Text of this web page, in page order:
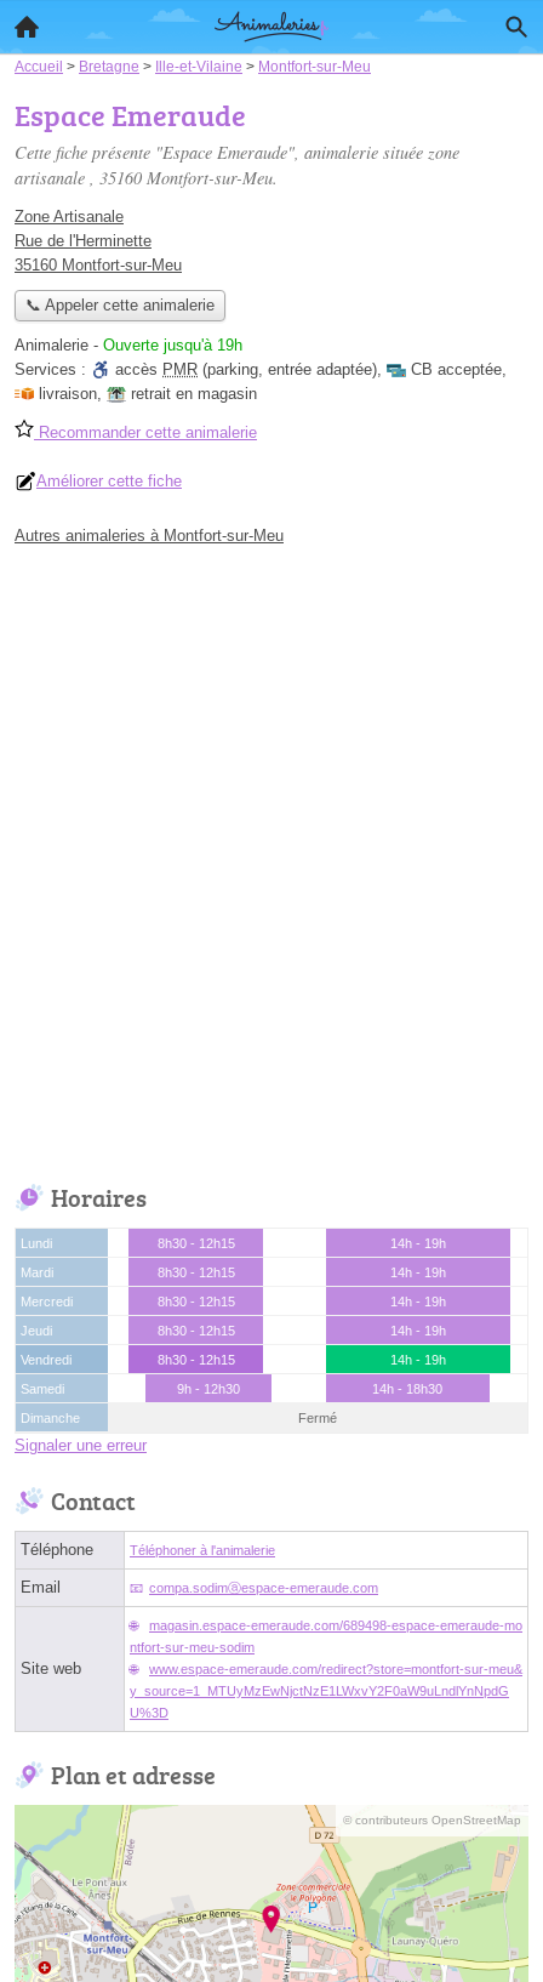
Accueil > Bretagne > Ille-et-Vilaine > Montfort-sur-Meu
Espace Emeraude
Cette fiche présente "Espace Emeraude", animalerie située zone
artisanale , 35160 Montfort-sur-Meu.
Zone Artisanale
Rue de l'Herminette
35160 Montfort-sur-Meu
📞 Appeler cette animalerie
Animalerie - Ouverte jusqu'à 19h
Services :
accès PMR (parking, entrée adaptée), CB acceptée,
livraison, retrait en magasin
Recommander cette animalerie
Améliorer cette fiche
Autres animaleries à Montfort-sur-Meu
Horaires
Lundi 8h30 - 12h15
14h - 19h
Mardi
8h30 - 12h15
14h - 19h
Mercredi
8h30 - 12h15
14h - 19h
Jeudi
8h30 - 12h15
14h - 19h
Vendredi
8h30 - 12h15
14h - 19h
Samedi
9h - 12h30
14h - 18h30
Dimanche
Fermé
Signaler une erreur
Contact
Téléphone Téléphoner à l'animalerie
Email compa.sodimⓐespace-emeraude.com
Site web
magasin.espace-emeraude.com/689498-espace-emeraude-mo
ntfort-sur-meu-sodim
www.espace-emeraude.com/redirect?store=montfort-sur-meu&
y_source=1_MTUyMzEwNjctNzE1LWxvY2F0aW9uLndlYnNpdG
U%3D
Plan et adresse
© contributeurs OpenStreetMap